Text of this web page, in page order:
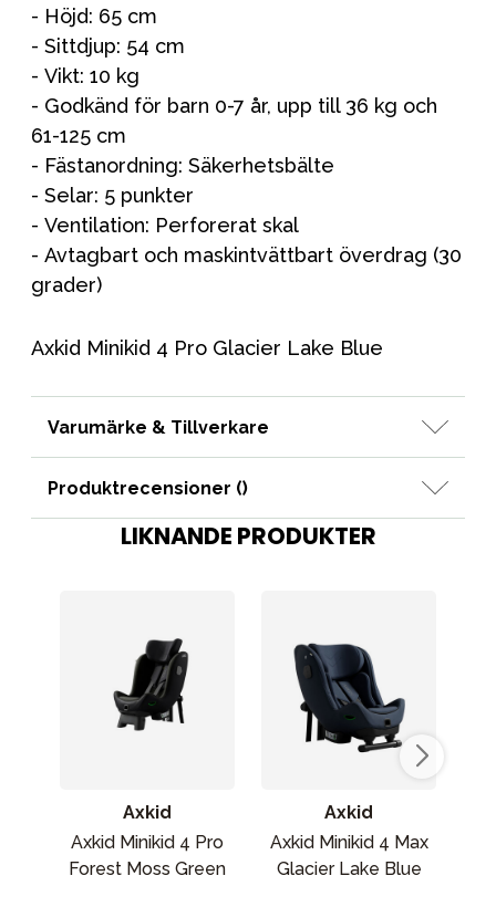
- Höjd: 65 cm
- Sittdjup: 54 cm
- Vikt: 10 kg
- Godkänd för barn 0-7 år, upp till 36 kg och
61-125 cm
- Fästanordning: Säkerhetsbälte
- Selar: 5 punkter
- Ventilation: Perforerat skal
- Avtagbart och maskintvättbart överdrag (30
grader)
Axkid Minikid 4 Pro Glacier Lake Blue
Varumärke & Tillverkare
Produktrecensioner ()
LIKNANDE PRODUKTER
Axkid
Axkid Minikid 4 Pro
Forest Moss Green
Axkid
Axkid Minikid 4 Max
Glacier Lake Blue